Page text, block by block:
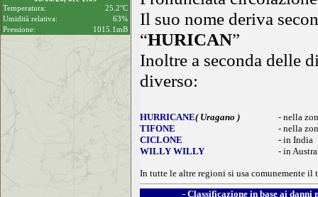
Temperatura:
25.2°C
Umidità relativa:
63%
Pressione:
1015.1mB
Il suo nome deriva
“HURICAN”
Inoltre a seconda delle
diverso:
HURRICANE( Uragano )
- nella
TIFONE
- nella
CICLONE
- in India
WILLY WILLY
- in
In tutte le altre regioni si usa comunemente il
- Classificazione in base ai danni